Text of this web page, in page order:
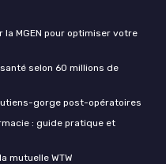
MGEN pour optimiser votre
selon 60 millions de
gorge post-opératoires
: guide pratique et
mutuelle WTW